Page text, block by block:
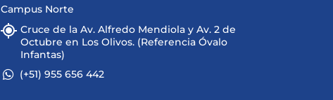
Campus Norte
Cruce de la Av. Alfredo Mendiola y Av. 2 de
Octubre en Los Olivos. (Referencia Óvalo
Infantas)
(+51) 955 656 442